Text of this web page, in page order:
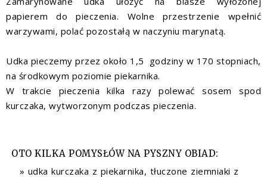
papierem do pieczenia. Wolne przestrzenie wpełnić
warzywami, polać pozostałą w naczyniu marynatą.
Udka pieczemy przez około 1,5 godziny w 170 stopniach,
na środkowym poziomie piekarnika.
W trakcie pieczenia kilka razy polewać sosem spod
kurczaka, wytworzonym podczas pieczenia.
OTO KILKA POMYSŁÓW NA PYSZNY OBIAD:
udka kurczaka z piekarnika, tłuczone ziemniaki z